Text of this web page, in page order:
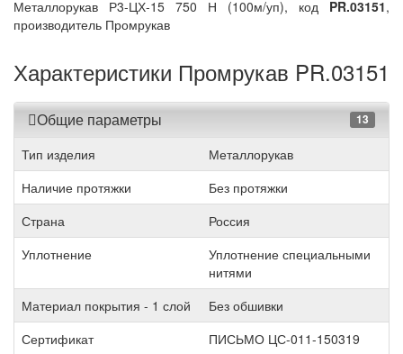
Металлорукав Р3-ЦХ-15 750 Н (100м/уп), код PR.03151,
производитель Промрукав
Характеристики Промрукав PR.03151
Общие параметры 13
Тип изделия
Металлорукав
Наличие протяжки
Без протяжки
Страна
Россия
Уплотнение
Уплотнение специальными
нитями
Материал покрытия - 1 слой
Без обшивки
Сертификат
ПИСЬМО ЦС-011-150319